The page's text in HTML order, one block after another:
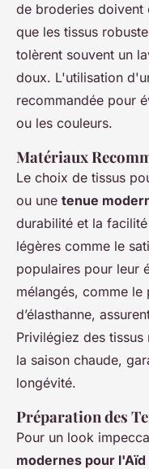
de broderies doivent
que les tissus
tolèrent souvent un
doux. L'utilisation
recommandée pour
ou les couleurs.
Matériaux
Le choix de tissus
ou une tenue
durabilité et la
légères comme le
populaires pour leur
mélangés, comme
d’élasthanne,
Privilégiez des
la saison chaude,
longévité.
Préparation des
Pour un look
modernes pour l'Aïd